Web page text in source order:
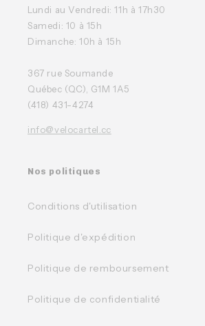
Lundi au Vendredi: 11h à 17h30
Samedi: 10 à 15h
Dimanche: 10h à 15h
367 rue Soumande
Québec (QC), G1M 1A5
(418) 431-4274
info@velocartel.cc
Nos politiques
Conditions d'utilisation
Politique d'expédition
Politique de remboursement
Politique de confidentialité